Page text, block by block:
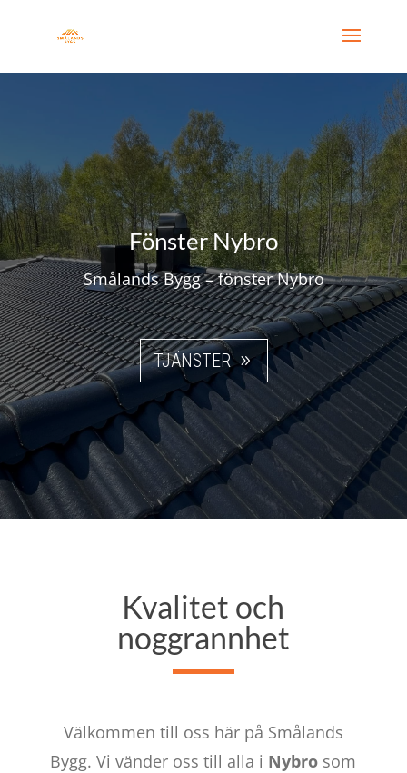
Fönster Nybro
Smålands Bygg – fönster Nybro
TJÄNSTER
Kvalitet och
noggrannhet
Välkommen till oss här på Smålands
Bygg. Vi vänder oss till alla i Nybro som